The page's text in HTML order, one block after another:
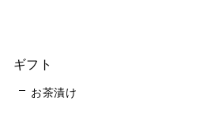
ギフト
お茶漬け